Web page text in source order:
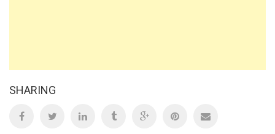
SHARING